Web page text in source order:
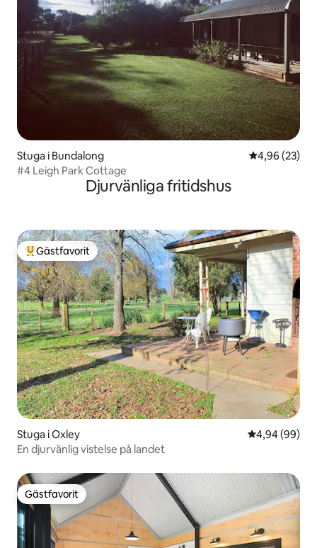
Stuga i Bundalong 4,96 av 5 i
4,96 (23)
#4 Leigh Park Cottage
Djurvänliga fritidshus
Populär gästfavorit
Gästfavorit
Stuga i Oxley 4,94 av 5 i
4,94 (99)
En djurvänlig vistelse på landet
Gästfavorit
Gästfavorit